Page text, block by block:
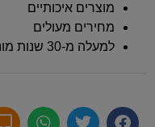
מוצרים איכותיים
מחירים מעולים
למעלה מ-30 שנות מוניטין!